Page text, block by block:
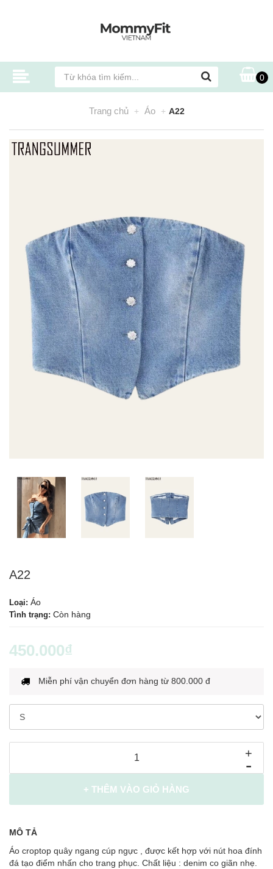
0
Trang chủ Áo A22
A22
Loại: Áo
Tình trạng: Còn hàng
450.000₫
Miễn phí vận chuyển đơn hàng từ 800.000 đ
-
+
+ THÊM VÀO GIỎ HÀNG
MÔ TẢ
Áo croptop quây ngang cúp ngực , được kết hợp với nút hoa đính
đá tạo điểm nhấn cho trang phục. Chất liệu : denim co giãn nhẹ.